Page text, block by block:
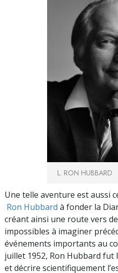
L. RON HUBBARD
Une telle aventure est aussi
Ron Hubbard à fonder la
créant ainsi une route vers
impossibles à imaginer
événements importants au
juillet 1952, Ron Hubbard
et décrire scientifiquement